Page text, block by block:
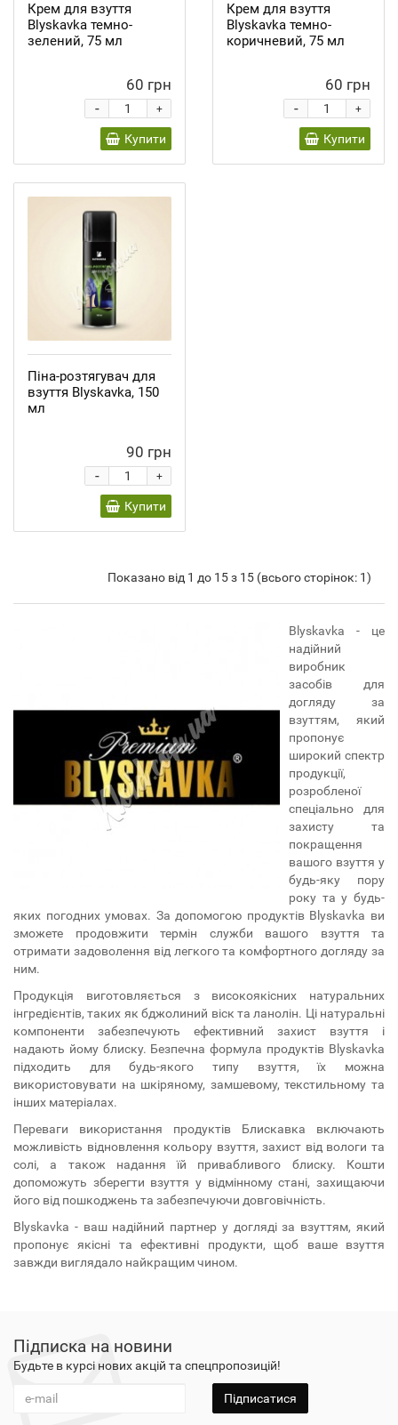
Крем для взуття
Blyskavka темно-
зелений, 75 мл
60 грн
+
-
Купити
Крем для взуття
Blyskavka темно-
коричневий, 75 мл
60 грн
+
-
Купити
Піна-розтягувач для
взуття Blyskavka, 150
мл
90 грн
+
-
Купити
Показано від 1 до 15 з 15 (всього сторінок: 1)
Blyskavka - це
надійний
виробник
засобів для
догляду за
взуттям, який
пропонує
широкий спектр
продукції,
розробленої
спеціально для
захисту та
покращення
вашого взуття у
будь-яку пору
року та у будь-
яких погодних умовах. За допомогою продуктів Blyskavka ви
зможете продовжити термін служби вашого взуття та
отримати задоволення від легкого та комфортного догляду за
ним.
Продукція виготовляється з високоякісних натуральних
інгредієнтів, таких як бджолиний віск та ланолін. Ці натуральні
компоненти забезпечують ефективний захист взуття і
надають йому блиску. Безпечна формула продуктів Blyskavka
підходить для будь-якого типу взуття, їх можна
використовувати на шкіряному, замшевому, текстильному та
інших матеріалах.
Переваги використання продуктів Блискавка включають
можливість відновлення кольору взуття, захист від вологи та
солі, а також надання їй привабливого блиску. Кошти
допоможуть зберегти взуття у відмінному стані, захищаючи
його від пошкоджень та забезпечуючи довговічність.
Blyskavka - ваш надійний партнер у догляді за взуттям, який
пропонує якісні та ефективні продукти, щоб ваше взуття
завжди виглядало найкращим чином.
Підписка на новини
Будьте в курсі нових акцій та спецпропозицій!
Підписатися